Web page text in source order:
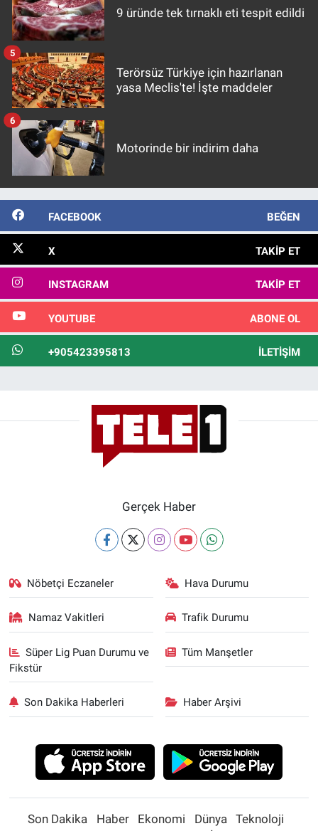
9 üründe tek tırnaklı eti tespit edildi
Terörsüz Türkiye için hazırlanan
yasa Meclis'te! İşte maddeler
5
Motorinde bir indirim daha
6
FACEBOOK BEĞEN
X TAKIP ET
INSTAGRAM TAKIP ET
YOUTUBE ABONE OL
+905423395813 İLETIŞIM
Gerçek Haber
Nöbetçi Eczaneler Hava Durumu
Namaz Vakitleri Trafik Durumu
Süper Lig Puan Durumu ve
Fikstür
Tüm Manşetler
Son Dakika Haberleri Haber Arşivi
Son Dakika Haber Ekonomi Dünya
Teknoloji